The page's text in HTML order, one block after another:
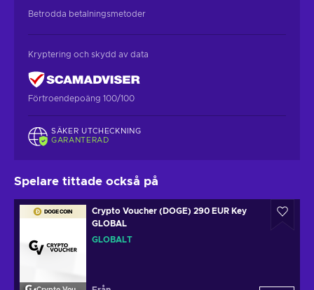
Betrodda betalningsmetoder
Kryptering och skydd av data
Förtroendepoäng 100/100
SÄKER UTCHECKNING
GARANTERAD
Spelare tittade också på
Crypto Voucher (DOGE) 290 EUR Key
GLOBAL
GLOBALT